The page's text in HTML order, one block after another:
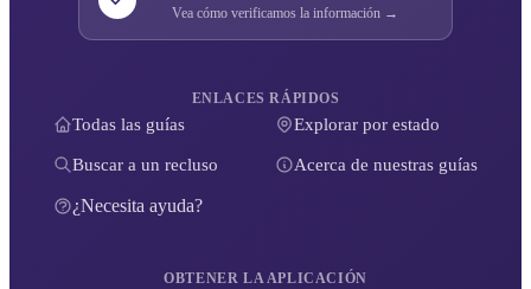
Vea cómo verificamos la información →
ENLACES RÁPIDOS
Todas las guías Explorar por estado
Buscar a un recluso Acerca de nuestras guías
¿Necesita ayuda?
OBTENER LA APLICACIÓN